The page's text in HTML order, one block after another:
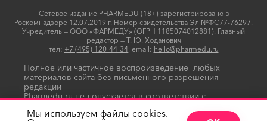
Сетевое издание PHARMEDU (18+) зарегистрировано в
Роскомнадзоре 12.07.2019 г. Номер свидетельства Эл №ФС77-76297.
Учредитель — ООО «ФАРМЕДУ» (ОГРН 1185074012881). Главный
редактор — Т. Ю. Ходанович
тел: +7 (495) 120-44-34, email: hello@pharmedu.ru
Полное или частичное воспроизведение любых
материалов сайта без письменного разрешения
редакции
Pharmedu.ru не допускается в соответствии с
Мы используем файлы cookies.